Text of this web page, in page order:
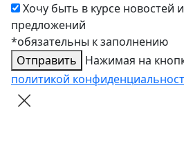
Хочу быть в курсе новостей
предложений
*обязательны к заполнению
Отправить
Нажимая на
политикой